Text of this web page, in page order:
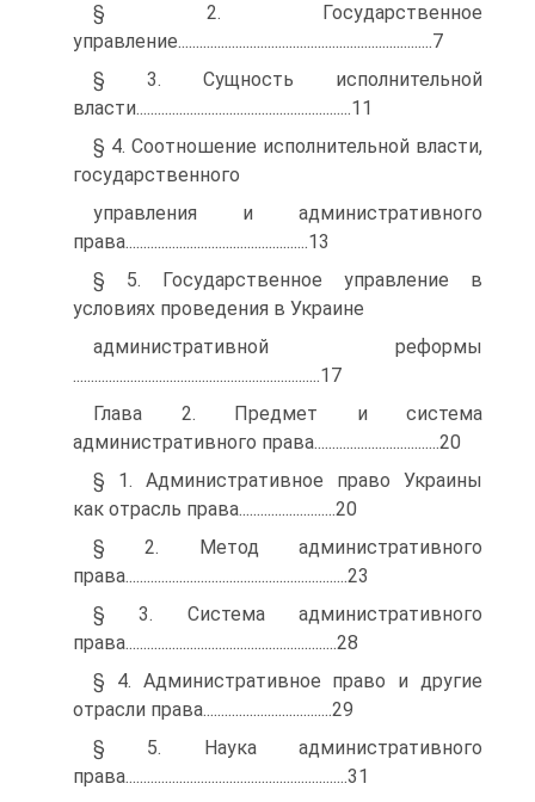
§ 2. Государственное
управление.......................................................................7
§ 3. Сущность исполнительной
власти............................................................11
§ 4. Соотношение исполнительной власти,
государственного
управления и административного
права...................................................13
§ 5. Государственное управление в
условиях проведения в Украине
административной реформы
.....................................................................17
Глава 2. Предмет и система
административного права...................................20
§ 1. Административное право Украины
как отрасль права...........................20
§ 2. Метод административного
права..............................................................23
§ 3. Система административного
права...........................................................28
§ 4. Административное право и другие
отрасли права....................................29
§ 5. Наука административного
права..............................................................31